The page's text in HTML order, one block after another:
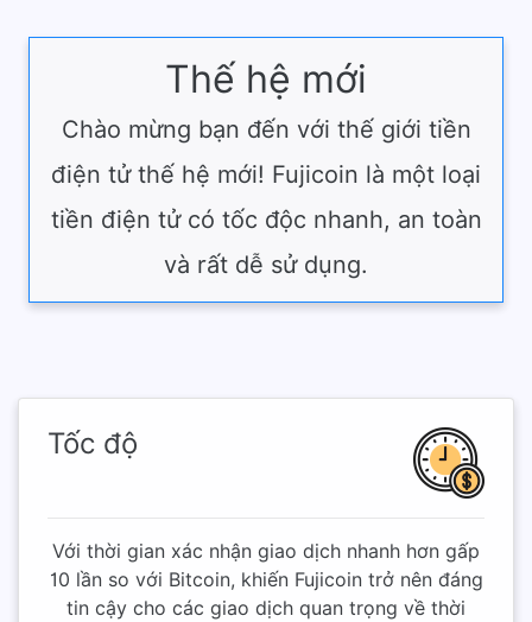
Thế hệ mới
Chào mừng bạn đến với thế giới tiền
điện tử thế hệ mới! Fujicoin là một loại
tiền điện tử có tốc độc nhanh, an toàn
và rất dễ sử dụng.
Tốc độ
Với thời gian xác nhận giao dịch nhanh hơn gấp
10 lần so với Bitcoin, khiến Fujicoin trở nên đáng
tin cậy cho các giao dịch quan trọng về thời